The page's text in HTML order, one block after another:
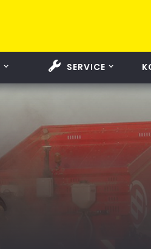
SERVICE